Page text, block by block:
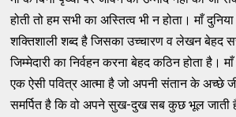
होती तो हम सभी का अस्तित्व भी न होता। माँ
शक्तिशाली शब्द है जिसका उच्चारण व लेखन
जिम्मेदारी का निर्वहन करना बेहद कठिन होता है।
एक ऐसी पवित्र आत्मा है जो अपनी संतान के अच्छे
समर्पित है कि वो अपने सुख-दुख सब कुछ भूल जाती